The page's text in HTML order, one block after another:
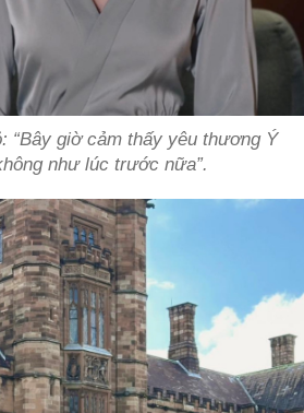
“Bây giờ cảm thấy yêu thương Ý
như lúc trước nữa”.